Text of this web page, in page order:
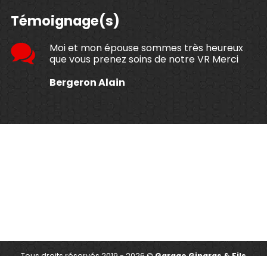
Témoignage(s)
Moi et mon épouse sommes très heureux
que vous prenez soins de notre VR Merci
Bergeron Alain